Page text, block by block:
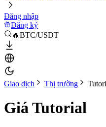
Đăng nhập
Đăng ký
🔥BTC/USDT
Giao dịch Thị trường
Giá Tutorial